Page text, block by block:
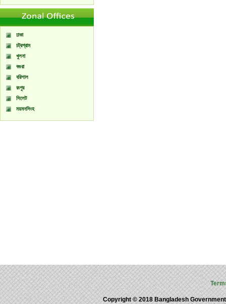
ঢাকা
চট্রগ্রাম
খুলনা
বগুরা
বরিশাল
রংপুর
সিলেট
ময়মনসিংহ
Copyright © 2018 Bangladesh